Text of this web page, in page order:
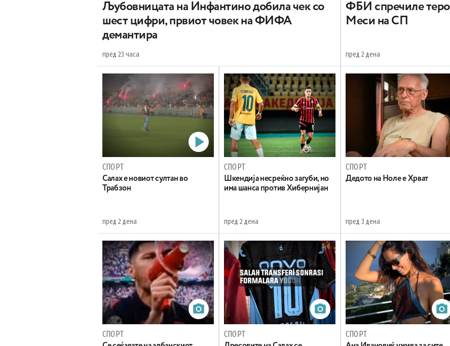
Љубовницата на Инфантино добила чек со
шест цифри, првиот човек на ФИФА
демантира
пред 23 часа
ФБИ спречиле
Меси на СП
пред 2 дена
СПОРТ
Салах е новиот султан во
Трабзон
пред 2 дена
СПОРТ
Шкендија несреќно загуби, но
има шанса против Хибернијан
пред 2 дена
СПОРТ
Дедото на Ноле е Хрват
пред 3 дена
СПОРТ СПОРТ СПОРТ